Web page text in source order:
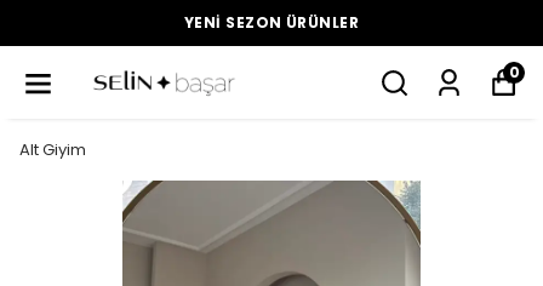
YENI SEZON ÜRÜNLER
0
Alt Giyim